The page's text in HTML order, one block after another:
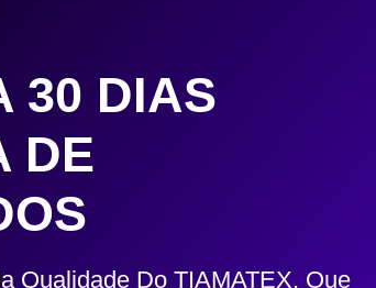
30 DIAS
DE
Qualidade Do TIAMATEX, Que